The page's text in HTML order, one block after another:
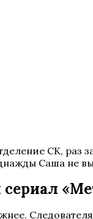
СК, раз
Саша не
сериал